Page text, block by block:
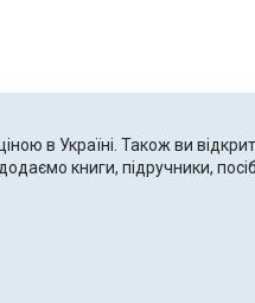
в Україні. Також ви
книги, підручники,